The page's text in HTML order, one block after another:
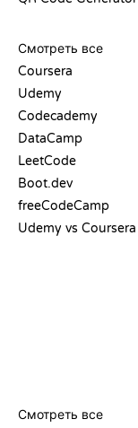
Смотреть все
Coursera
Udemy
Codecademy
DataCamp
LeetCode
Boot.dev
freeCodeCamp
Udemy vs Coursera
Смотреть все